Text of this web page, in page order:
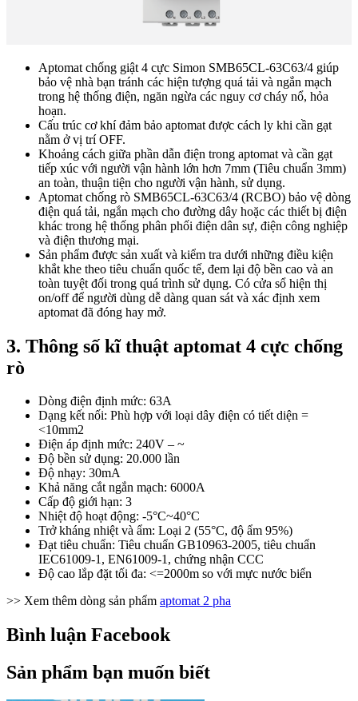
Aptomat chống giật 4 cực Simon SMB65CL-63C63/4 giúp
bảo vệ nhà bạn tránh các hiện tượng quá tải và ngắn mạch
trong hệ thống điện, ngăn ngừa các nguy cơ cháy nổ, hỏa
hoạn.
Cấu trúc cơ khí đảm bảo aptomat được cách ly khi cần gạt
nằm ở vị trí OFF.
Khoảng cách giữa phần dẫn điện trong aptomat và cần gạt
tiếp xúc với người vận hành lớn hơn 7mm (Tiêu chuẩn 3mm)
an toàn, thuận tiện cho người vận hành, sử dụng.
Aptomat chống rò SMB65CL-63C63/4 (RCBO) bảo vệ dòng
điện quá tải, ngắn mạch cho đường dây hoặc các thiết bị điện
khác trong hệ thống phân phối điện dân sự, điện công nghiệp
và điện thương mại.
Sản phẩm được sản xuất và kiểm tra dưới những điều kiện
khắt khe theo tiêu chuẩn quốc tế, đem lại độ bền cao và an
toàn tuyệt đối trong quá trình sử dụng. Có cửa sổ hiện thị
on/off để người dùng dễ dàng quan sát và xác định xem
aptomat đã đóng hay mở.
3. Thông số kĩ thuật aptomat 4 cực chống
rò
Dòng điện định mức: 63A
Dạng kết nối: Phù hợp với loại dây điện có tiết diện =
<10mm2
Điện áp định mức: 240V – ~
Độ bền sử dụng: 20.000 lần
Độ nhạy: 30mA
Khả năng cắt ngắn mạch: 6000A
Cấp độ giới hạn: 3
Nhiệt độ hoạt động: -5°C~40°C
Trở kháng nhiệt và ẩm: Loại 2 (55°C, độ ẩm 95%)
Đạt tiêu chuẩn: Tiêu chuẩn GB10963-2005, tiêu chuẩn
IEC61009-1, EN61009-1, chứng nhận CCC
Độ cao lắp đặt tối đa: <=2000m so với mực nước biển
>> Xem thêm dòng sản phẩm aptomat 2 pha
Bình luận Facebook
Sản phẩm bạn muốn biết